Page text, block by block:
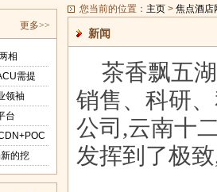
更多>>
相
需提
领袖
台
的挖
您当前的位置： 主页 > 焦点酒店
新闻
茶香飘五
销售、科研
公司,云南十
发挥到了极